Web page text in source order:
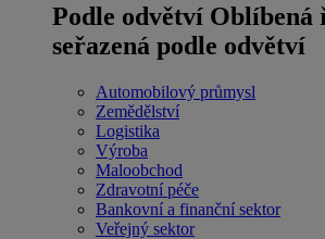
Podle odvětví Oblíbená
seřazená podle odvětví
Automobilový průmysl
Zemědělství
Logistika
Výroba
Maloobchod
Zdravotní péče
Bankovní a finanční sektor
Veřejný sektor